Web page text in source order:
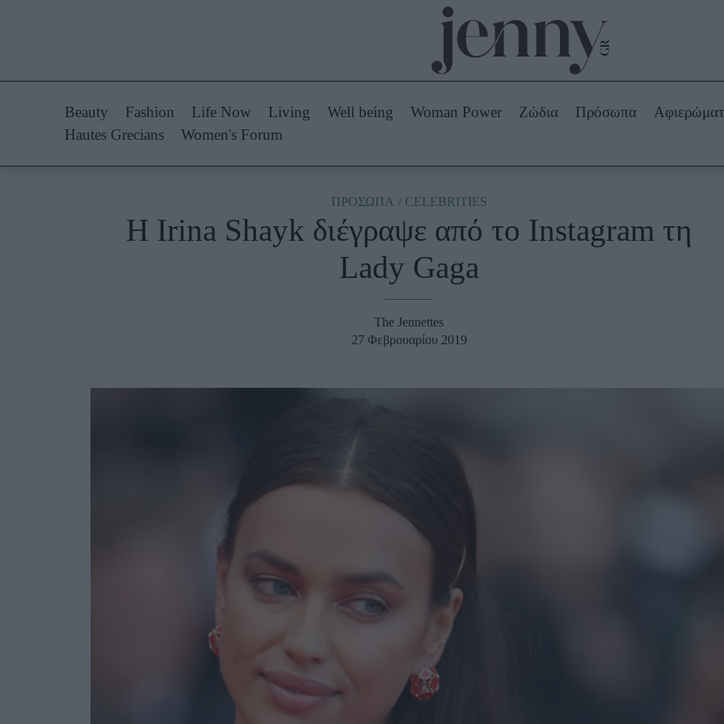
Styling Tips
Fashion News
Beauty -
Ομορφιά
Skincare
Μακιγιάζ
Woman Power Πρόσωπα Ζώδια
Beauty Fashion Life Now Living Well being Woman Power Ζώδια Πρόσωπα
Hautes Grecians
Women's Forum
ΠΡΟΣΩΠΑ CELEBRITIES
Η Irina Shayk διέγραψε από το Instagram τη
Lady Gaga
The Jennettes
27 Φεβρουαρίου 2019